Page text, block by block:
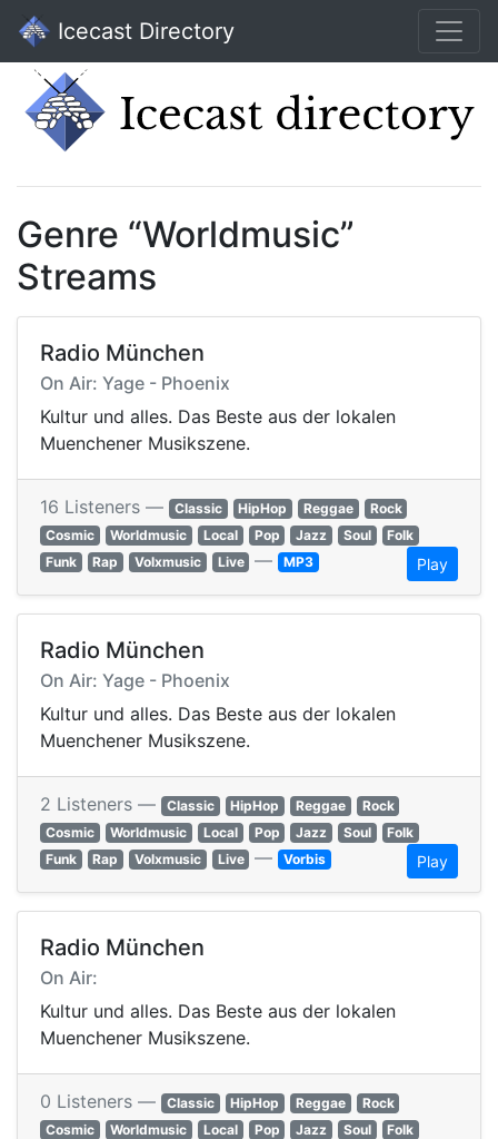
Icecast Directory
Genre “Worldmusic”
Streams
Radio München
On Air: Yage - Phoenix
Kultur und alles. Das Beste aus der lokalen
Muenchener Musikszene.
16 Listeners — Classic HipHop Reggae
Rock
Cosmic
Worldmusic Local Pop Jazz Soul
Folk
Funk
Rap Volxmusic Live — MP3 Play
Radio München
On Air: Yage - Phoenix
Kultur und alles. Das Beste aus der lokalen
Muenchener Musikszene.
2 Listeners — Classic HipHop Reggae
Rock
Cosmic
Worldmusic Local Pop Jazz Soul
Folk
Funk
Rap Volxmusic Live — Vorbis Play
Radio München
On Air:
Kultur und alles. Das Beste aus der lokalen
Muenchener Musikszene.
0 Listeners — Classic HipHop Reggae
Rock
Cosmic
Worldmusic Local Pop Jazz Soul
Folk